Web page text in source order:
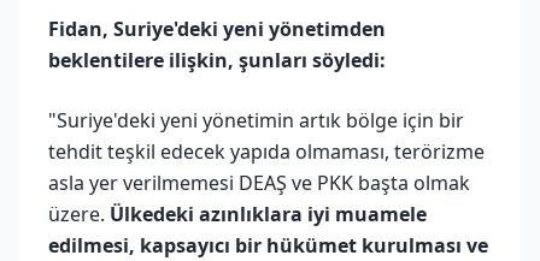
Fidan, Suriye'deki yeni yönetimden
beklentilere ilişkin, şunları söyledi:
"Suriye'deki yeni yönetimin artık bölge için bir
tehdit teşkil edecek yapıda olmaması, terörizme
asla yer verilmemesi DEAŞ ve PKK başta olmak
üzere. Ülkedeki azınlıklara iyi muamele
edilmesi, kapsayıcı bir hükümet kurulması ve